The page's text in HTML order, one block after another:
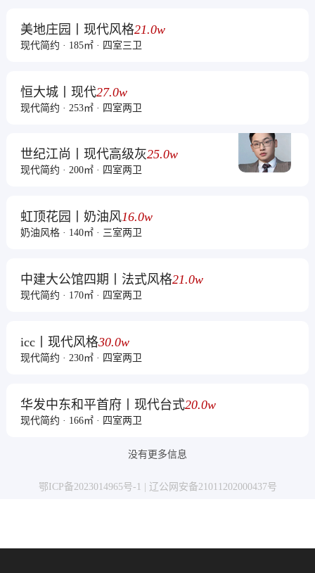
美地庄园丨现代风格21.0w
现代简约 · 185㎡ · 四室三卫
恒大城丨现代27.0w
现代简约 · 253㎡ · 四室两卫
世纪江尚丨现代高级灰25.0w
现代简约 · 200㎡ · 四室两卫
虹顶花园丨奶油风16.0w
奶油风格 · 140㎡ · 三室两卫
中建大公馆四期丨法式风格21.0w
现代简约 · 170㎡ · 四室两卫
icc丨现代风格30.0w
现代简约 · 230㎡ · 四室两卫
华发中东和平首府丨现代台式20.0w
现代简约 · 166㎡ · 四室两卫
没有更多信息
鄂ICP备2023014965号-1 | 辽公网安备21011202000437号